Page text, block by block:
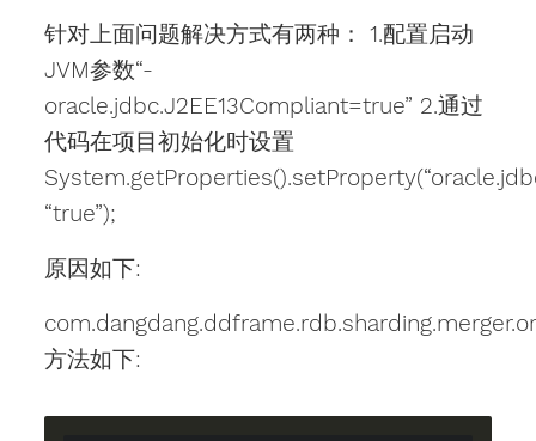
针对上面问题解决方式有两种： 1.配置启动
JVM参数“-
oracle.jdbc.J2EE13Compliant=true” 2.通过
代码在项目初始化时设置
“true”);
原因如下:
方法如下: